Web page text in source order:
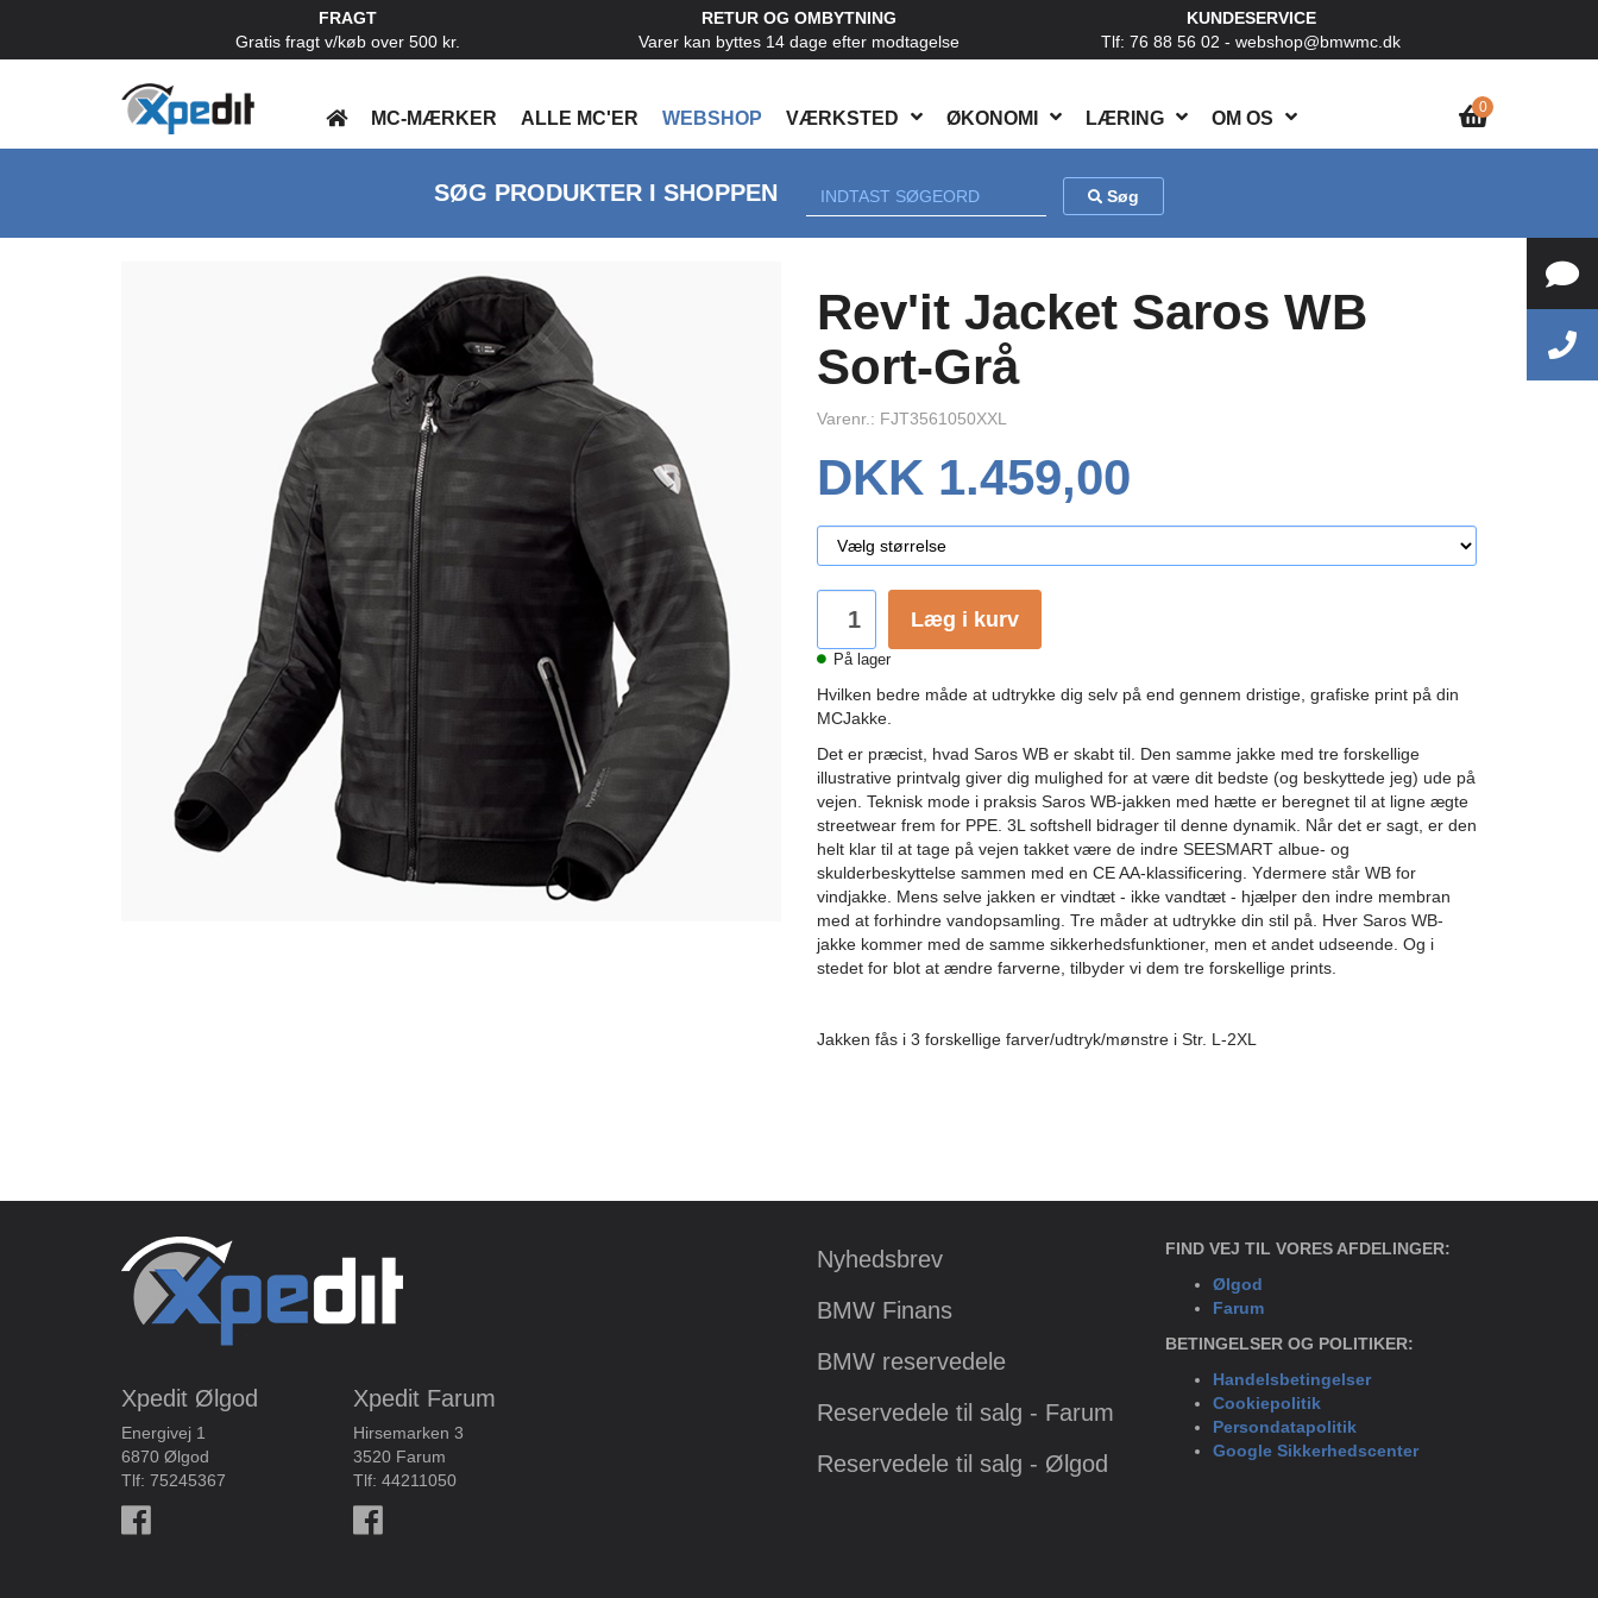
MC-MÆRKER ALLE MC'ER WEBSHOP VÆRKSTED ØKONOMI LÆRING OM OS
0
FRAGT
Gratis fragt v/køb over 500 kr.
RETUR OG OMBYTNING
Varer kan byttes 14 dage efter modtagelse
KUNDESERVICE
Tlf: 76 88 56 02 - webshop@bmwmc.dk
SØG PRODUKTER I SHOPPEN Søg
Rev'it Jacket Saros WB
Sort-Grå
Varenr.: FJT3561050XXL
DKK 1.459,00
Læg i kurv
På lager
Hvilken bedre måde at udtrykke dig selv på end gennem dristige, grafiske print på din
MCJakke.
Det er præcist, hvad Saros WB er skabt til. Den samme jakke med tre forskellige
illustrative printvalg giver dig mulighed for at være dit bedste (og beskyttede jeg) ude på
vejen. Teknisk mode i praksis Saros WB-jakken med hætte er beregnet til at ligne ægte
streetwear frem for PPE. 3L softshell bidrager til denne dynamik. Når det er sagt, er den
helt klar til at tage på vejen takket være de indre SEESMART albue- og
skulderbeskyttelse sammen med en CE AA-klassificering. Ydermere står WB for
vindjakke. Mens selve jakken er vindtæt - ikke vandtæt - hjælper den indre membran
med at forhindre vandopsamling. Tre måder at udtrykke din stil på. Hver Saros WB-
jakke kommer med de samme sikkerhedsfunktioner, men et andet udseende. Og i
stedet for blot at ændre farverne, tilbyder vi dem tre forskellige prints.
Jakken fås i 3 forskellige farver/udtryk/mønstre i Str. L-2XL
Xpedit Ølgod
Energivej 1
6870 Ølgod
Tlf: 75245367
Xpedit Farum
Hirsemarken 3
3520 Farum
Tlf: 44211050
Nyhedsbrev
BMW Finans
BMW reservedele
Reservedele til salg - Farum
Reservedele til salg - Ølgod
FIND VEJ TIL VORES AFDELINGER:
Ølgod
Farum
BETINGELSER OG POLITIKER:
Handelsbetingelser
Cookiepolitik
Persondatapolitik
Google Sikkerhedscenter